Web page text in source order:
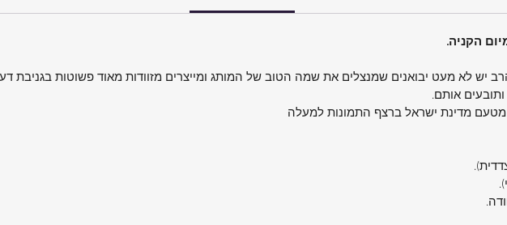
וקל משקל עם
יש לא מעט יבואנים שמנצלים את שמה הטוב של המותג ומייצרים מזוודות מאוד פשוטות בגניבת
אותם.
מדינת ישראל ברצף התמונות למעלה